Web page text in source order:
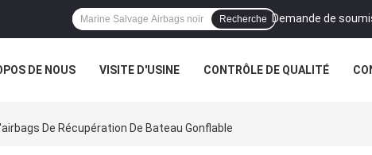
Demande de
Recherche
DE NOUS VISITE D'USINE CONTRÔLE DE QUALITÉ
De Récupération De Bateau Gonflable